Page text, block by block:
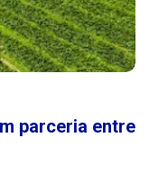
parceria entre